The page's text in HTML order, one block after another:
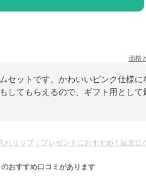
価格
セットです。かわいいピンク仕様に
してもらえるので、ギフト用として
れリップ｜プレゼントにおすすめ！記念に
のおすすめ口コミがあります